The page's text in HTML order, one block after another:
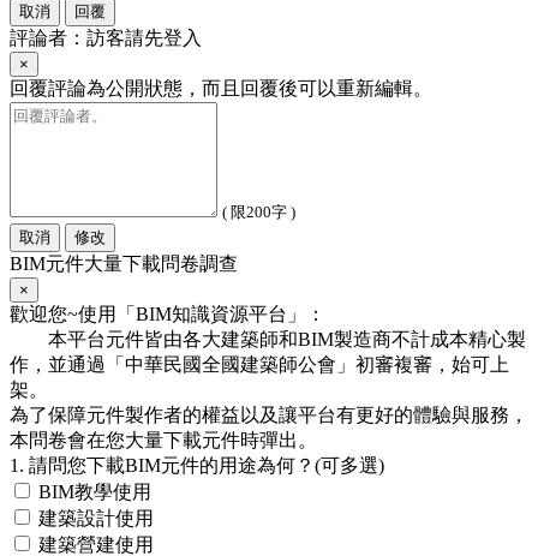
取消
回覆
評論者：訪客請先登入
×
回覆評論為公開狀態，而且回覆後可以重新編輯。
( 限200字 )
取消
修改
BIM元件大量下載問卷調查
×
歡迎您~使用「BIM知識資源平台」：
本平台元件皆由各大建築師和BIM製造商不計成本精心製
作，並通過「中華民國全國建築師公會」初審複審，始可上
架。
為了保障元件製作者的權益以及讓平台有更好的體驗與服務，
本問卷會在您大量下載元件時彈出。
1. 請問您下載BIM元件的用途為何？(可多選)
BIM教學使用
建築設計使用
建築營建使用